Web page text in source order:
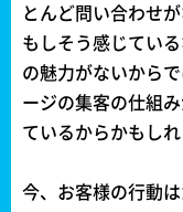
とんど問い合わせ
もしそう感じてい
の魅力がないから
ージの集客の仕組
ているからかもしれ
今、お客様の行動